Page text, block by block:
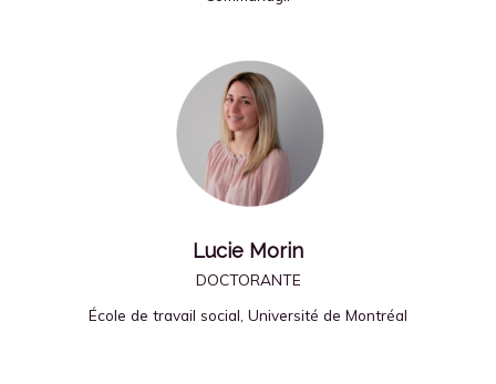
Lucie Morin
DOCTORANTE
École de travail social, Université de Montréal